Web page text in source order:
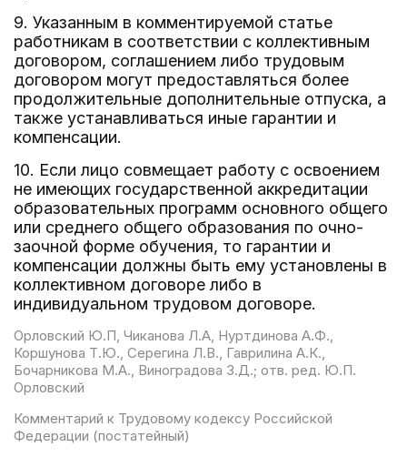
9. Указанным в комментируемой статье
работникам в соответствии с коллективным
договором, соглашением либо трудовым
договором могут предоставляться более
продолжительные дополнительные отпуска, а
также устанавливаться иные гарантии и
компенсации.
10. Если лицо совмещает работу с освоением
не имеющих государственной аккредитации
образовательных программ основного общего
или среднего общего образования по очно-
заочной форме обучения, то гарантии и
компенсации должны быть ему установлены в
коллективном договоре либо в
индивидуальном трудовом договоре.
Орловский Ю.П, Чиканова Л.А, Нуртдинова А.Ф.,
Коршунова Т.Ю., Серегина Л.В., Гаврилина А.К.,
Бочарникова М.А., Виноградова З.Д.; отв. ред. Ю.П.
Орловский
Комментарий к Трудовому кодексу Российской
Федерации (постатейный)